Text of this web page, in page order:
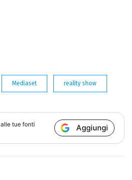
Mediaset reality show
alle tue fonti
Aggiungi